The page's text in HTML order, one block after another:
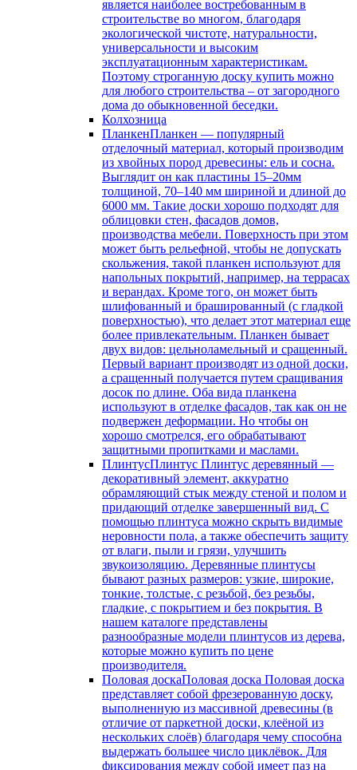
является наиболее востребованным в
строительстве во многом, благодаря
экологической чистоте, натуральности,
универсальности и высоким
эксплуатационным характеристикам.
Поэтому строганную доску купить можно
для любого строительства – от загородного
дома до обыкновенной беседки.
Колхозница
ПланкенПланкен — популярный
отделочный материал, который производим
из хвойных пород древесины: ель и сосна.
Выглядит он как пластины 15–20мм
толщиной, 70–140 мм шириной и длиной до
6000 мм. Такие доски хорошо подходят для
облицовки стен, фасадов домов,
производства мебели. Поверхность при этом
может быть рельефной, чтобы не допускать
скольжения, такой планкен используют для
напольных покрытий, например, на террасах
и верандах. Кроме того, он может быть
шлифованный и брашированный (с гладкой
поверхностью), что делает этот материал еще
более привлекательным. Планкен бывает
двух видов: цельноламельный и сращенный.
Первый вариант производят из одной доски,
а сращенный получается путем сращивания
досок по длине. Оба вида планкена
используют в отделке фасадов, так как он не
подвержен деформации. Но чтобы он
хорошо смотрелся, его обрабатывают
защитными пропитками и маслами.
ПлинтусПлинтус Плинтус деревянный —
декоративный элемент, аккуратно
обрамляющий стык между стеной и полом и
придающий отделке завершенный вид. С
помощью плинтуса можно скрыть видимые
неровности пола, а также обеспечить защиту
от влаги, пыли и грязи, улучшить
звукоизоляцию. Деревянные плинтусы
бывают разных размеров: узкие, широкие,
тонкие, толстые, с резьбой, без резьбы,
гладкие, с покрытием и без покрытия. В
нашем каталоге представлены
разнообразные модели плинтусов из дерева,
которые можно купить по цене
производителя.
Половая доскаПоловая доска Половая доска
представляет собой фрезерованную доску,
выполненную из массивной древесины (в
отличие от паркетной доски, клеёной из
нескольких слоёв) благодаря чему способна
выдержать большее число циклёвок. Для
фиксирования между собой имеет паз на